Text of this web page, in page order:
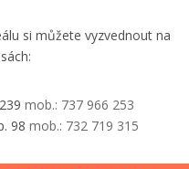
si můžete vyzvednout na
mob.: 737 966 253
98 mob.: 732 719 315